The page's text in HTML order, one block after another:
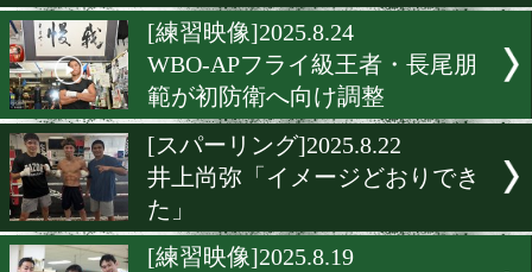
仕上がり!
[公開練習]2025.9.2
井上尚弥は総合力に絶対の
[公開練習]2025.9.1
アフマダリエフは、やはり